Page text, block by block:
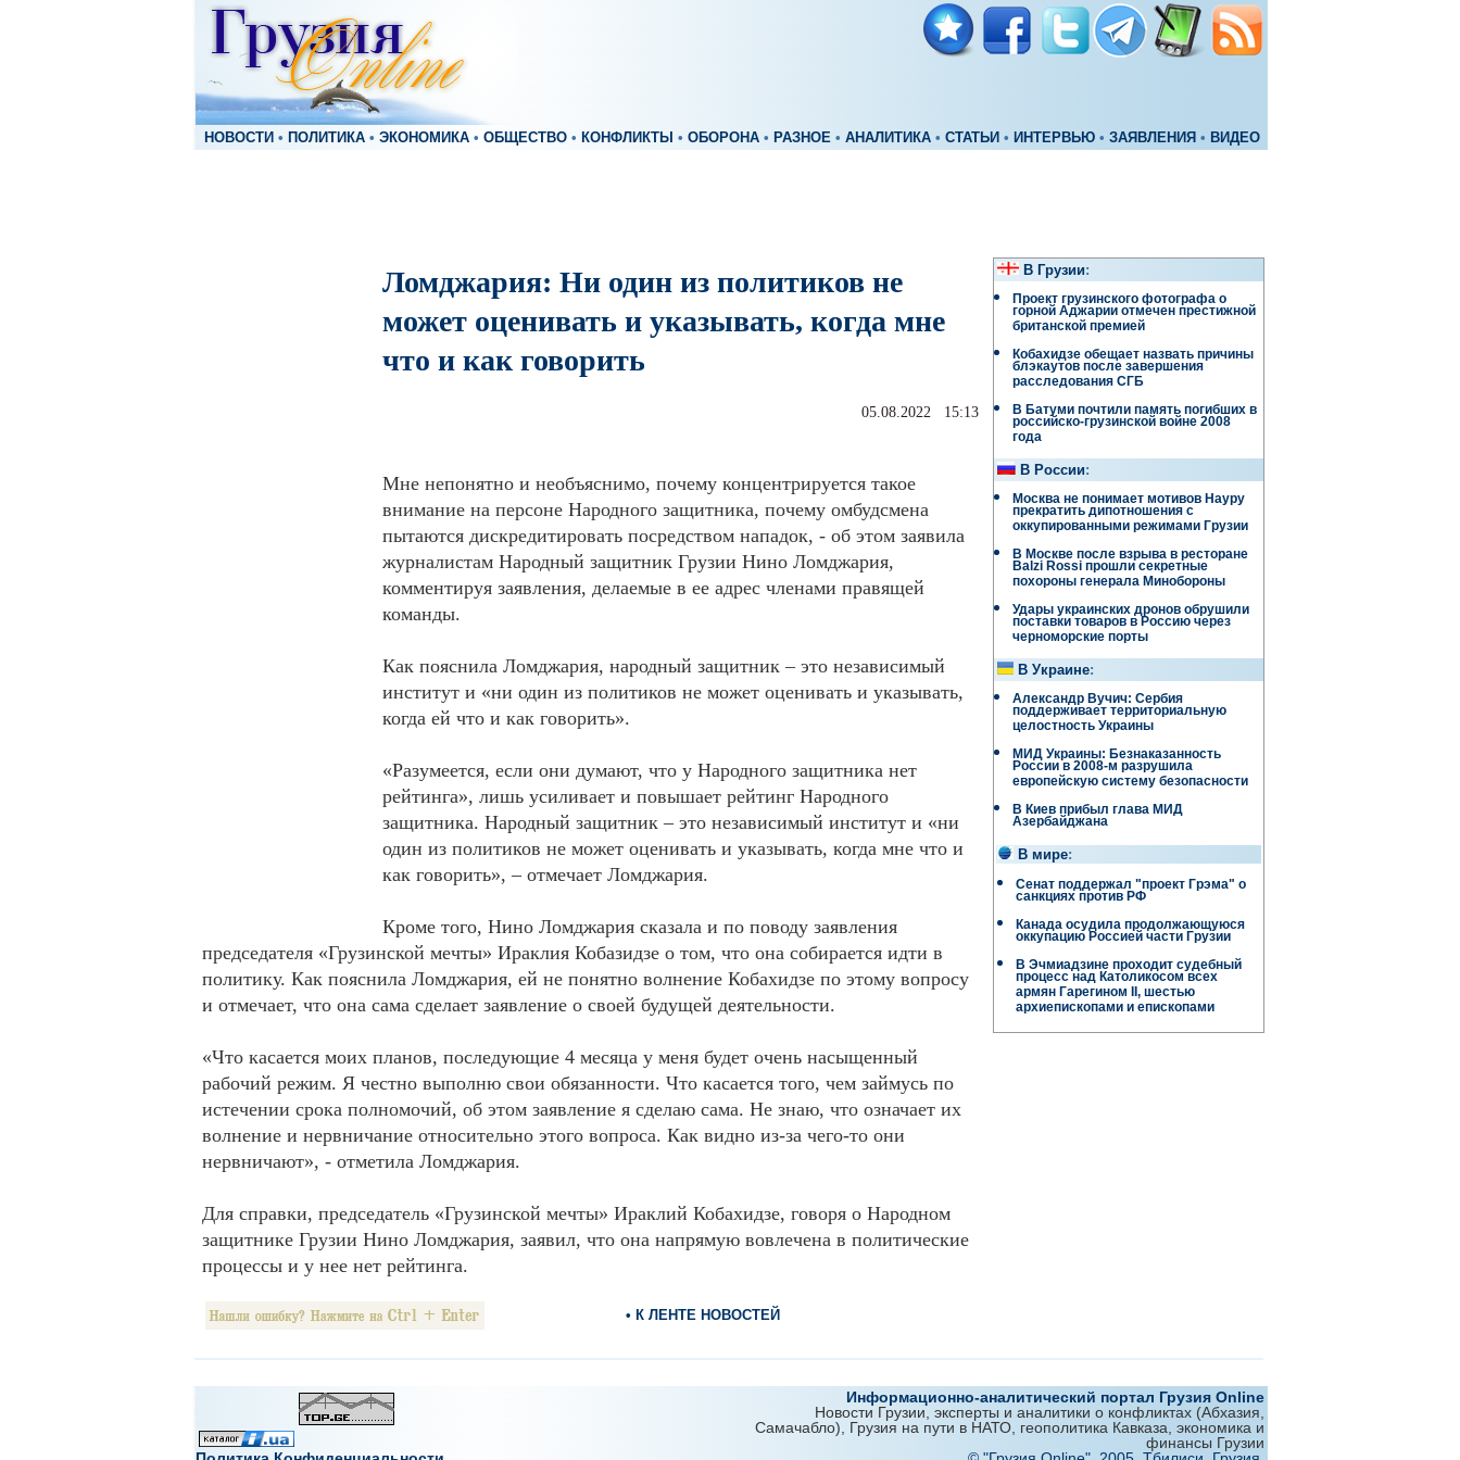
НОВОСТИ • ПОЛИТИКА • ЭКОНОМИКА • ОБЩЕСТВО • КОНФЛИКТЫ • ОБОРОНА • РАЗНОЕ • АНАЛИТИКА • СТАТЬИ • ИНТЕРВЬЮ • ЗАЯВЛЕНИЯ • ВИДЕО
Ломджария: Ни один из политиков не
может оценивать и указывать, когда мне
что и как говорить
05.08.2022 15:13
Мне непонятно и необъяснимо, почему концентрируется такое
внимание на персоне Народного защитника, почему омбудсмена
пытаются дискредитировать посредством нападок, - об этом заявила
журналистам Народный защитник Грузии Нино Ломджария,
комментируя заявления, делаемые в ее адрес членами правящей
команды.
Как пояснила Ломджария, народный защитник – это независимый
институт и «ни один из политиков не может оценивать и указывать,
когда ей что и как говорить».
«Разумеется, если они думают, что у Народного защитника нет
рейтинга», лишь усиливает и повышает рейтинг Народного
защитника. Народный защитник – это независимый институт и «ни
один из политиков не может оценивать и указывать, когда мне что и
как говорить», – отмечает Ломджария.
Кроме того, Нино Ломджария сказала и по поводу заявления
председателя «Грузинской мечты» Ираклия Кобазидзе о том, что она собирается идти в
политику. Как пояснила Ломджария, ей не понятно волнение Кобахидзе по этому вопросу
и отмечает, что она сама сделает заявление о своей будущей деятельности.
«Что касается моих планов, последующие 4 месяца у меня будет очень насыщенный
рабочий режим. Я честно выполню свои обязанности. Что касается того, чем займусь по
истечении срока полномочий, об этом заявление я сделаю сама. Не знаю, что означает их
волнение и нервничание относительно этого вопроса. Как видно из-за чего-то они
нервничают», - отметила Ломджария.
Для справки, председатель «Грузинской мечты» Ираклий Кобахидзе, говоря о Народном
защитнике Грузии Нино Ломджария, заявил, что она напрямую вовлечена в политические
процессы и у нее нет рейтинга.
• К ЛЕНТЕ НОВОСТЕЙ
В Грузии:
Проект грузинского фотографа о
горной Аджарии отмечен престижной
британской премией
Кобахидзе обещает назвать причины
блэкаутов после завершения
расследования СГБ
В Батуми почтили память погибших в
российско-грузинской войне 2008
года
В России:
Москва не понимает мотивов Науру
прекратить дипотношения с
оккупированными режимами Грузии
В Москве после взрыва в ресторане
Balzi Rossi прошли секретные
похороны генерала Минобороны
Удары украинских дронов обрушили
поставки товаров в Россию через
черноморские порты
В Украине:
Александр Вучич: Сербия
поддерживает территориальную
целостность Украины
МИД Украины: Безнаказанность
России в 2008-м разрушила
европейскую систему безопасности
В Киев прибыл глава МИД
Азербайджана
В мире:
Сенат поддержал "проект Грэма" о
санкциях против РФ
Канада осудила продолжающуюся
оккупацию Россией части Грузии
В Эчмиадзине проходит судебный
процесс над Католикосом всех
армян Гарегином II, шестью
архиепископами и епископами
Информационно-аналитический портал Грузия Online
Новости Грузии, эксперты и аналитики о конфликтах (Абхазия,
Самачабло), Грузия на пути в НАТО, геополитика Кавказа, экономика и
финансы Грузии